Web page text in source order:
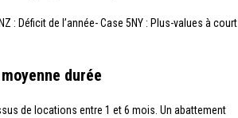
: Déficit de l’année- Case 5NY : Plus-values à court
durée
de locations entre 1 et 6 mois. Un abattement